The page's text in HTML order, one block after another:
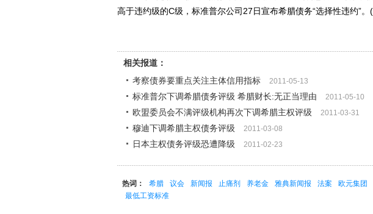
高于违约级的C级，标准普尔公司27日宣布希腊债务“选择性违约”。
相关报道：
考察债券要重点关注主体信用指标
2011-05-13
标准普尔下调希腊债务评级 希腊财长:无正当理由 2011-05-10
欧盟委员会不满评级机构再次下调希腊主权评级 2011-03-31
穆迪下调希腊主权债务评级 2011-03-08
日本主权债务评级恐遭降级 2011-02-23
热词： 希腊 议会 新闻报 止痛剂 养老金 雅典新闻报 法案 欧元集团
最低工资标准